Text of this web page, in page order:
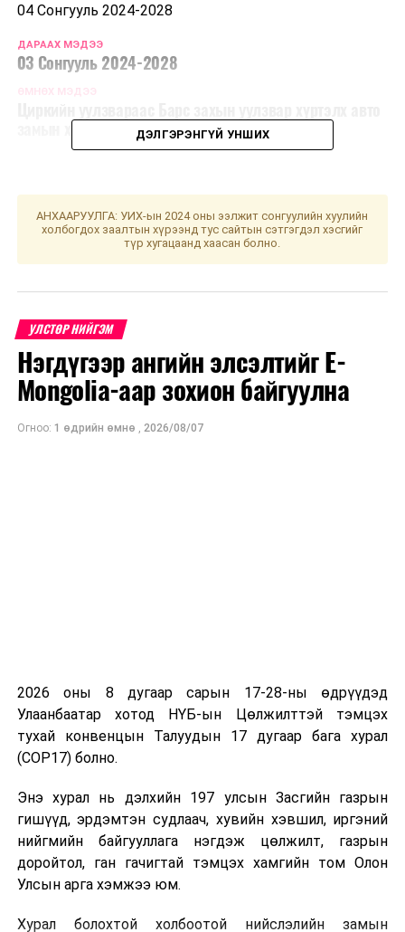
04 Сонгууль 2024-2028
ДАРААХ МЭДЭЭ
03 Сонгууль 2024-2028
ӨМНӨХ МЭДЭЭ
замын хойд эгнээг хааж, шинэчилнэ
ДЭЛГЭРЭНГҮЙ УНШИХ
АНХААРУУЛГА: УИХ-ын 2024 оны ээлжит сонгуулийн хуулийн
холбогдох заалтын хүрээнд тус сайтын сэтгэгдэл хэсгийг
түр хугацаанд хаасан болно.
УЛСТӨР НИЙГЭМ
Нэгдүгээр ангийн элсэлтийг E-
Mongolia-аар зохион байгуулна
Огноо: 1 өдрийн өмнө , 2026/08/07
2026 оны 8 дугаар сарын 17-28-ны өдрүүдэд
Улаанбаатар хотод НҮБ-ын Цөлжилттэй тэмцэх
тухай конвенцын Талуудын 17 дугаар бага хурал
(COP17) болно.
Энэ хурал нь дэлхийн 197 улсын Засгийн газрын
гишүүд, эрдэмтэн судлаач, хувийн хэвшил, иргэний
нийгмийн байгууллага нэгдэж цөлжилт, газрын
доройтол, ган гачигтай тэмцэх хамгийн том Олон
Улсын арга хэмжээ юм.
Хурал болохтой холбоотой нийслэлийн замын